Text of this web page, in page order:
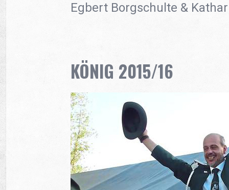
Egbert Borgschulte &
KÖNIG 2015/16